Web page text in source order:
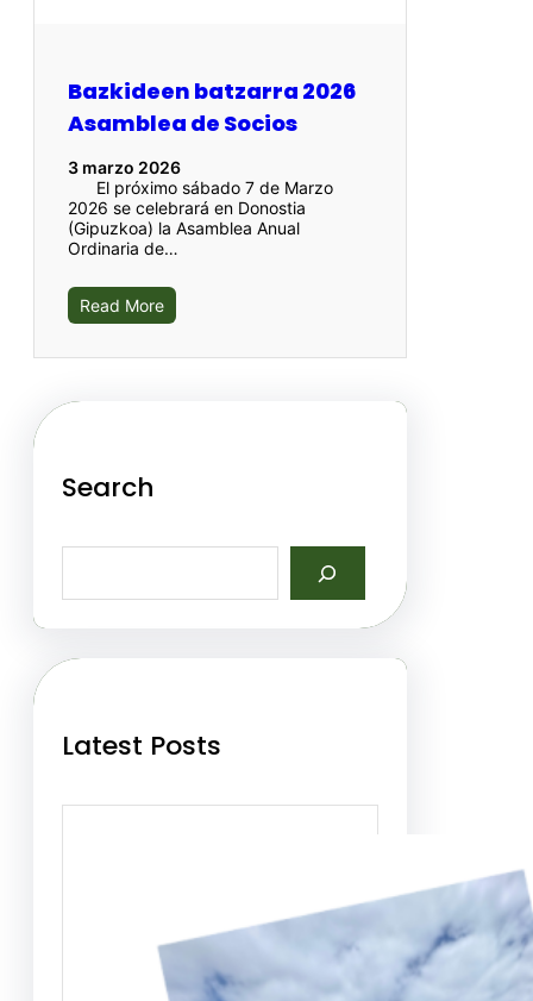
Bazkideen batzarra 2026
Asamblea de Socios
3 marzo 2026
El próximo sábado 7 de Marzo
2026 se celebrará en Donostia
(Gipuzkoa) la Asamblea Anual
Ordinaria de…
Read More
Search
a
h
Latest Posts